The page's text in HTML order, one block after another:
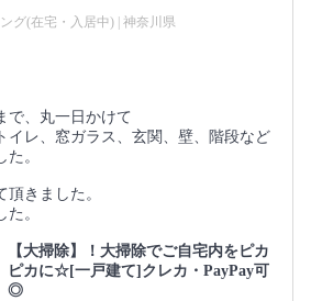
グ(在宅・入居中) | 神奈川県
で、丸一日かけて
イレ、窓ガラス、玄関、壁、階段など
。
頂きました。
。
【大掃除】！大掃除でご自宅内をピカ
ピカに☆[一戸建て]クレカ・PayPay可
◎